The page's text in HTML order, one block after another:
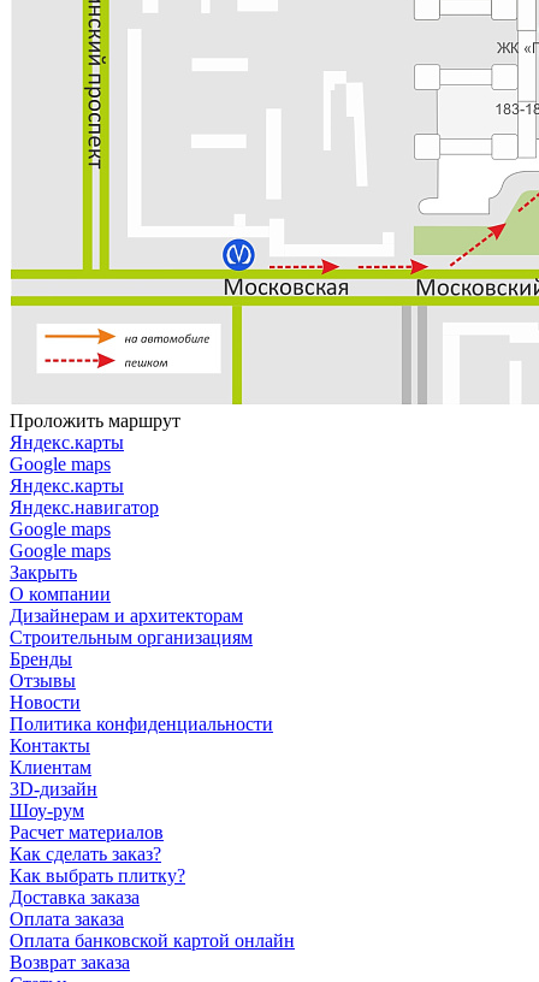
Проложить маршрут
Яндекс.карты
Google maps
Яндекс.карты
Яндекс.навигатор
Google maps
Google maps
Закрыть
О компании
Дизайнерам и архитекторам
Строительным организациям
Бренды
Отзывы
Новости
Политика конфиденциальности
Контакты
Клиентам
3D-дизайн
Шоу-рум
Расчет материалов
Как сделать заказ?
Как выбрать плитку?
Доставка заказа
Оплата заказа
Оплата банковской картой онлайн
Возврат заказа